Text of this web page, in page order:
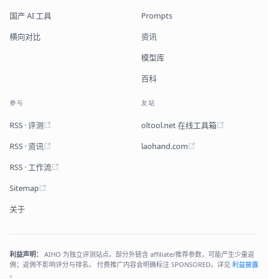
国产 AI 工具
横向对比
Prompts
资讯
模型库
百科
参与
RSS · 评测
RSS · 资讯
RSS · 工作流
Sitemap
关于
友站
oltool.net 在线工具箱
laohand.com
利益声明：
AIHO 为独立评测站点。部分外链含 affiliate/推荐参数，可能产生少量返
佣；返佣不影响评分与排名。 付费推广内容会明确标注 SPONSORED。详见 利益披露
。